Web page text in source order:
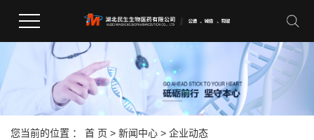
您当前的位置 ： 首 页 > 新闻中心 > 企业动态